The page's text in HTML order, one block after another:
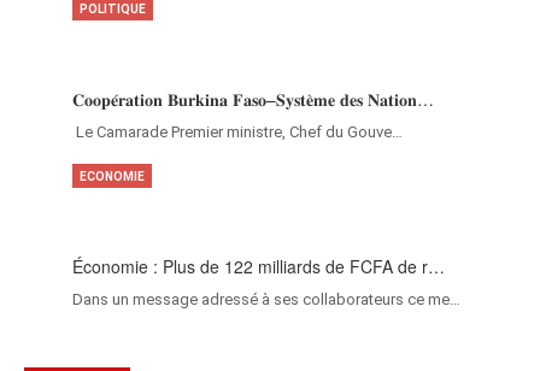
𝐂𝐨𝐨𝐩𝐞́𝐫𝐚𝐭𝐢𝐨𝐧 𝐁𝐮𝐫𝐤𝐢𝐧𝐚 𝐅𝐚𝐬𝐨–𝐒𝐲𝐬𝐭𝐞̀𝐦𝐞 𝐝𝐞𝐬 𝐍𝐚𝐭𝐢𝐨𝐧…
‎Le Camarade Premier ministre, Chef du Gouve…
POLITIQUE
Économie : Plus de 122 milliards de FCFA de r…
Dans un message adressé à ses collaborateurs ce me…
ECONOMIE